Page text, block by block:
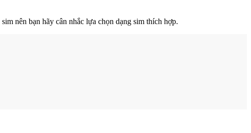
nên bạn hãy cân nhắc lựa chọn dạng sim thích hợp.